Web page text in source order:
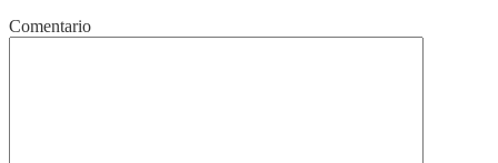
Comentario